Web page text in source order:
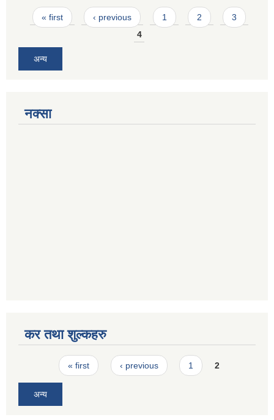
Pages
« first ‹ previous 1 2
3
4
अन्य
नक्सा
कर तथा शुल्कहरु
Pages« first ‹ previous 1 2
अन्य